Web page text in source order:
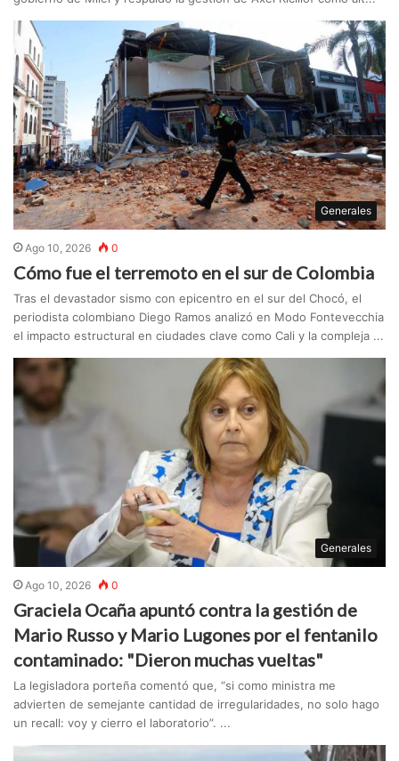
Generales
Ago 10, 2026 0
Cómo fue el terremoto en el sur de Colombia
Tras el devastador sismo con epicentro en el sur del Chocó, el
periodista colombiano Diego Ramos analizó en Modo Fontevecchia
el impacto estructural en ciudades clave como Cali y la compleja ...
Generales
Ago 10, 2026 0
Graciela Ocaña apuntó contra la gestión de
Mario Russo y Mario Lugones por el fentanilo
contaminado: "Dieron muchas vueltas"
La legisladora porteña comentó que, “si como ministra me
advierten de semejante cantidad de irregularidades, no solo hago
un recall: voy y cierro el laboratorio”. ...